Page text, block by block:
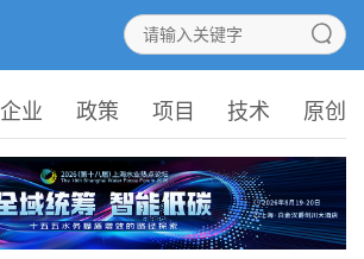
企业 政策 项目 技术 原创